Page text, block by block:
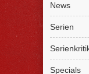
News
Serien
Specials